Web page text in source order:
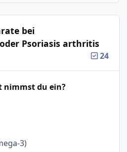
bei
Psoriasis arthritis
24
nimmst du ein?
3): 31%